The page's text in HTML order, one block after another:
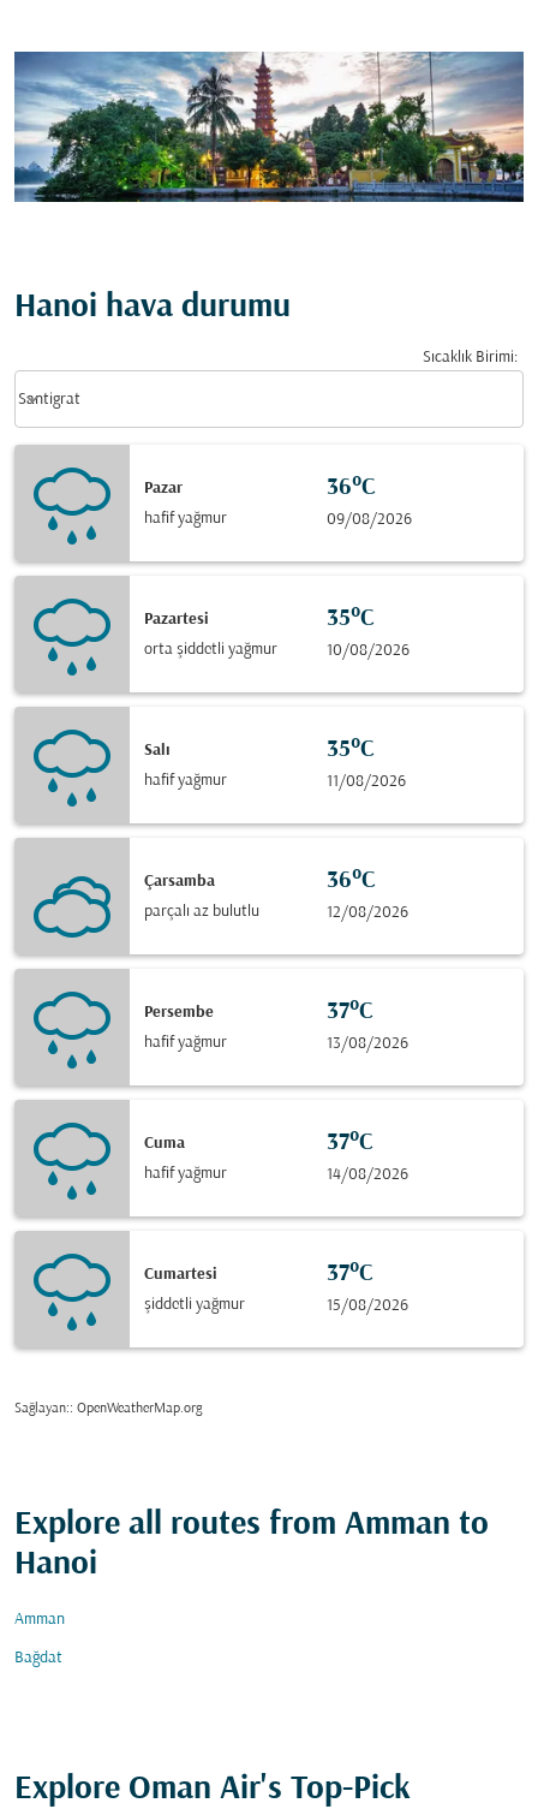
Hanoi hava durumu
Sıcaklık Birimi:
Santigrat
keyboard_arrow_down
Pazar
hafif yağmur
36°C
09/08/2026
Pazartesi
orta şiddetli yağmur
35°C
10/08/2026
Salı
hafif yağmur
35°C
11/08/2026
Çarsamba
parçalı az bulutlu
36°C
12/08/2026
Persembe
hafif yağmur
37°C
13/08/2026
Cuma
hafif yağmur
37°C
14/08/2026
Cumartesi
şiddetli yağmur
37°C
15/08/2026
Sağlayan:: OpenWeatherMap.org
Explore all routes from Amman to
Hanoi
Amman
Bağdat
Explore Oman Air's Top-Pick